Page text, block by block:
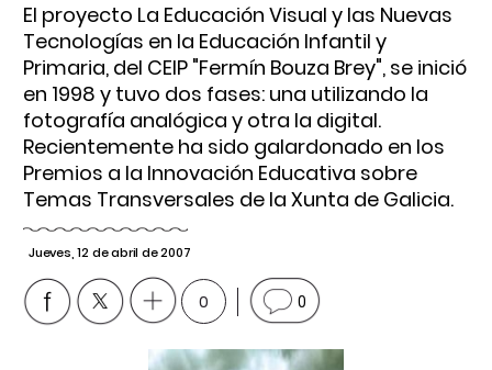
El proyecto La Educación Visual y las Nuevas
Tecnologías en la Educación Infantil y
Primaria, del CEIP "Fermín Bouza Brey", se inició
en 1998 y tuvo dos fases: una utilizando la
fotografía analógica y otra la digital.
Recientemente ha sido galardonado en los
Premios a la Innovación Educativa sobre
Temas Transversales de la Xunta de Galicia.
Jueves, 12 de abril de 2007
0 0